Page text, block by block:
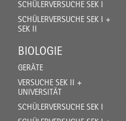
SCHÜLERVERSUCHE SEK I
SCHÜLERVERSUCHE SEK I +
SEK II
BIOLOGIE
GERÄTE
VERSUCHE SEK II +
UNIVERSITÄT
SCHÜLERVERSUCHE SEK I